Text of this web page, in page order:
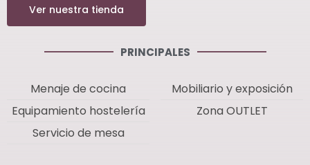
Ver nuestra tienda
PRINCIPALES
Menaje de cocina
Equipamiento hostelería
Servicio de mesa
Mobiliario y exposición
Zona OUTLET